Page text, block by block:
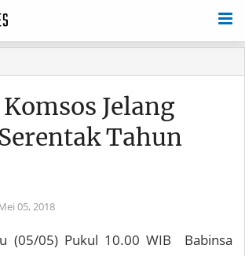
Jelang
Tahun
05, 2018
(05/05) Pukul 10.00 WIB Babinsa